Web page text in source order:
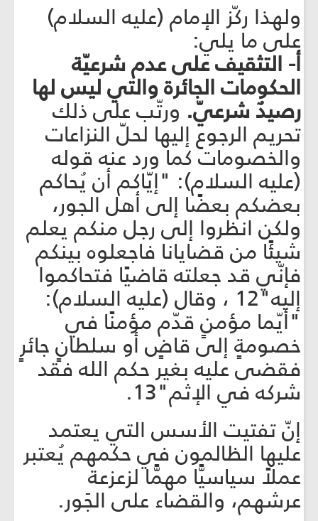
ولهذا ركّز الإمام (عليه السلام)
على ما يلي:
أ- التثقيف على عدم شرعيّة
الحكومات الجائرة والتي ليس لها
رصيدٌ شرعيّ. ورتّب على ذلك
تحريم الرجوع إليها لحلّ النزاعات
والخصومات كما ورد عنه قوله
(عليه السلام): "إيّاكم أن يُحاكم
بعضكم بعضًا إلى أهل الجور،
ولكن انظروا إلى رجل منكم يعلم
شيئًا من قضايانا فاجعلوه بينكم
فإنّي قد جعلته قاضيًا فتحاكموا
إليه"12 ، وقال (عليه السلام):
"أيّما مؤمنٍ قدّم مؤمنًا في
خصومةٍ إلى قاضٍ أو سلطانٍ جائرٍ
فقضى عليه بغير حكم الله فقد
شركه في الإثم"13.
إنّ تفتيت الأسس التي يعتمد
عليها الظالمون في حكمهم يُعتبر
عملاً سياسيًّا مهمًّا لزعزعة
عرشهم، والقضاء على الجَور.